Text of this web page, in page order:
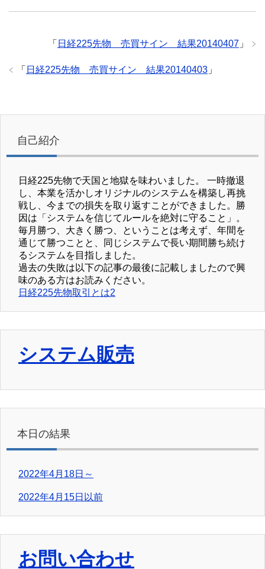
「 日経225先物 売買サイン 結果20140407 」
「 日経225先物 売買サイン 結果20140403 」
自己紹介
日経225先物で天国と地獄を味わいました。 一時撤退
し、本業を活かしオリジナルのシステムを構築し再挑
戦し、今までの損失を取り返すことができました。勝
因は「システムを信じてルールを絶対に守ること」。
毎月勝つ、大きく勝つ、ということは考えず、年間を
通じて勝つことと、同じシステムで長い期間勝ち続け
るシステムを目指しました。
過去の失敗は以下の記事の最後に記載しましたので興
味のある方はお読みください。
日経225先物取引とは2
システム販売
本日の結果
2022年4月18日～
2022年4月15日以前
お問い合わせ